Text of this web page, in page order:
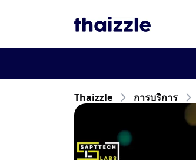
Thaizzle การบริการ